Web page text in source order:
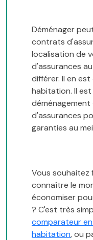
Déménager
contrats
localisation de
d'assurances
différer. Il en
habitation. Il
d'assurances
garanties au
Vous souhaitez
connaître le
économiser
? C'est très
comparateur
habitation, ou